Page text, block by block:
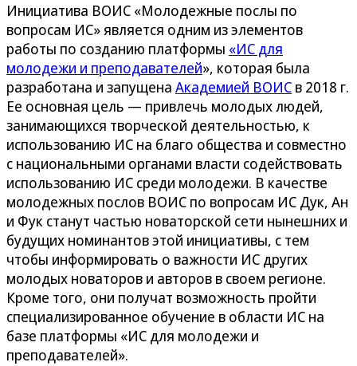
Инициатива ВОИС «Молодежные послы по
вопросам ИС» является одним из элементов
работы по созданию платформы «ИС для
молодежи и преподавателей», которая была
разработана и запущена Академией ВОИС в 2018 г.
Ее основная цель — привлечь молодых людей,
занимающихся творческой деятельностью, к
использованию ИС на благо общества и совместно
с национальными органами власти содействовать
использованию ИС среди молодежи. В качестве
молодежных послов ВОИС по вопросам ИС Дук, Ан
и Фук станут частью новаторской сети нынешних и
будущих номинантов этой инициативы, с тем
чтобы информировать о важности ИС других
молодых новаторов и авторов в своем регионе.
Кроме того, они получат возможность пройти
специализированное обучение в области ИС на
базе платформы «ИС для молодежи и
преподавателей».